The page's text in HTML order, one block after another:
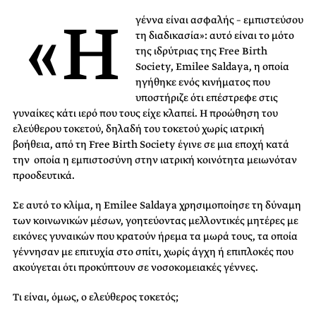
«Η
γέννα είναι ασφαλής – εμπιστεύσου
τη διαδικασία»: αυτό είναι το μότο
της ιδρύτριας της Free Birth
Society, Emilee Saldaya, η οποία
ηγήθηκε ενός κινήματος που
υποστήριζε ότι επέστρεφε στις
γυναίκες κάτι ιερό που τους είχε κλαπεί. Η προώθηση του
ελεύθερου τοκετού, δηλαδή του τοκετού χωρίς ιατρική
βοήθεια, από τη Free Birth Society έγινε σε μια εποχή κατά
την οποία η εμπιστοσύνη στην ιατρική κοινότητα μειωνόταν
προοδευτικά.
Σε αυτό το κλίμα, η Emilee Saldaya χρησιμοποίησε τη δύναμη
των κοινωνικών μέσων, γοητεύοντας μελλοντικές μητέρες με
εικόνες γυναικών που κρατούν ήρεμα τα μωρά τους, τα οποία
γέννησαν με επιτυχία στο σπίτι, χωρίς άγχη ή επιπλοκές που
ακούγεται ότι προκύπτουν σε νοσοκομειακές γέννες.
Τι είναι, όμως, ο ελεύθερος τοκετός;